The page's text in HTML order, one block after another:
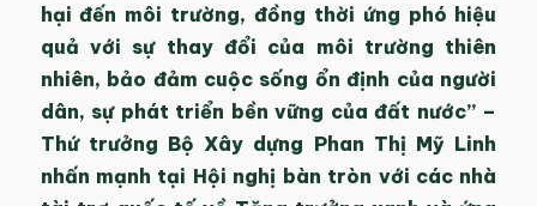
hại đến môi trường, đồng thời ứng phó hiệu
quả với sự thay đổi của môi trường thiên
nhiên, bảo đảm cuộc sống ổn định của người
dân, sự phát triển bền vững của đất nước” –
Thứ trưởng Bộ Xây dựng Phan Thị Mỹ Linh
nhấn mạnh tại Hội nghị bàn tròn với các nhà